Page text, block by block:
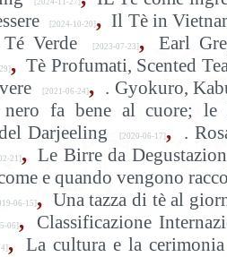
[2024-10-20] , Il Tè in
Verde [2023-07-23] ,
Earl
, Tè Profumati, Scented
[2021-06-24] , . Gyokuro,
fa bene al cuore; le
Darjeeling [2020-06-17] ,
.
21] , Le Birre da
e quando vengono
06-15] , Una tazza di tè al
06] ,
Classificazione
,
La cultura e la